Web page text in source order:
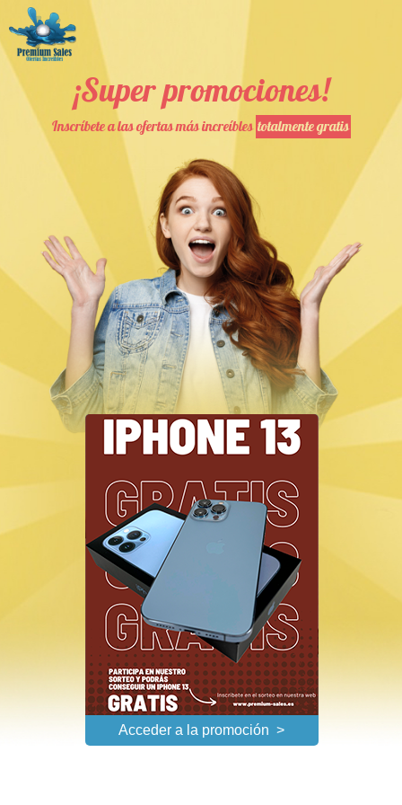
¡Super promociones!
Inscríbete a las ofertas más increíblestotalmente gratis
Acceder a la promoción >